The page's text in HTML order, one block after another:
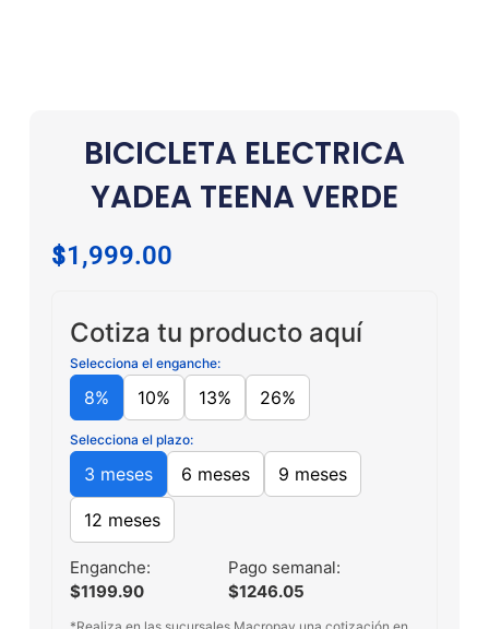
BICICLETA ELECTRICA
YADEA TEENA VERDE
$
11,999.00
Cotiza tu producto aquí
Selecciona el enganche:
8% 10% 13% 26%
Selecciona el plazo:
3 meses 6 meses 9 meses
12 meses
Enganche:
$1199.90
Pago semanal:
$1246.05